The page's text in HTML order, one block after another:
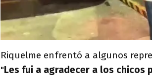
Riquelme enfrentó a algunos
"Les fui a agradecer a los chicos